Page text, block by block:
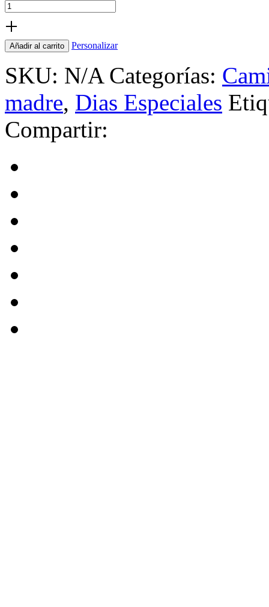
+
Añadir al carrito Personalizar
SKU: N/A Categorías:
madre, Dias Especiales
Compartir: